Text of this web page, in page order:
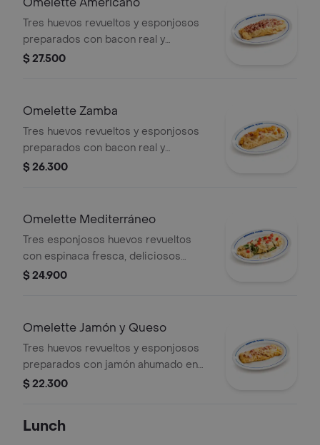
para quienes disfrutan un brunch sin
límites.
Tres huevos revueltos y esponjosos
preparados con bacon real y
crujiente en trozos, salchicha
altamente proteico y poderoso.
$ 27.500
Omelette Zamba
Tres huevos revueltos y esponjosos
preparados con bacon real y
crujiente en trozos, maduro guayabo,
$ 26.300
Omelette Mediterráneo
Tres esponjosos huevos revueltos
con espinaca fresca, deliciosos
champiñones, cebolla grille, queso
$ 24.900
Omelette Jamón y Queso
Tres huevos revueltos y esponjosos
preparados con jamón ahumado en
trozos y queso mozarrella. Un clásico
$ 22.300
Lunch